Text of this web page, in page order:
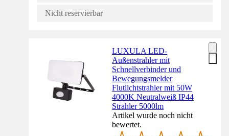
Nicht reservierbar
LUXULA LED-
Außenstrahler mit
Schnellverbinder und
Bewegungsmelder
Flutlichtstrahler mit 50W
4000K Neutralweiß IP44
Strahler 5000lm
Artikel wurde noch nicht
bewertet.